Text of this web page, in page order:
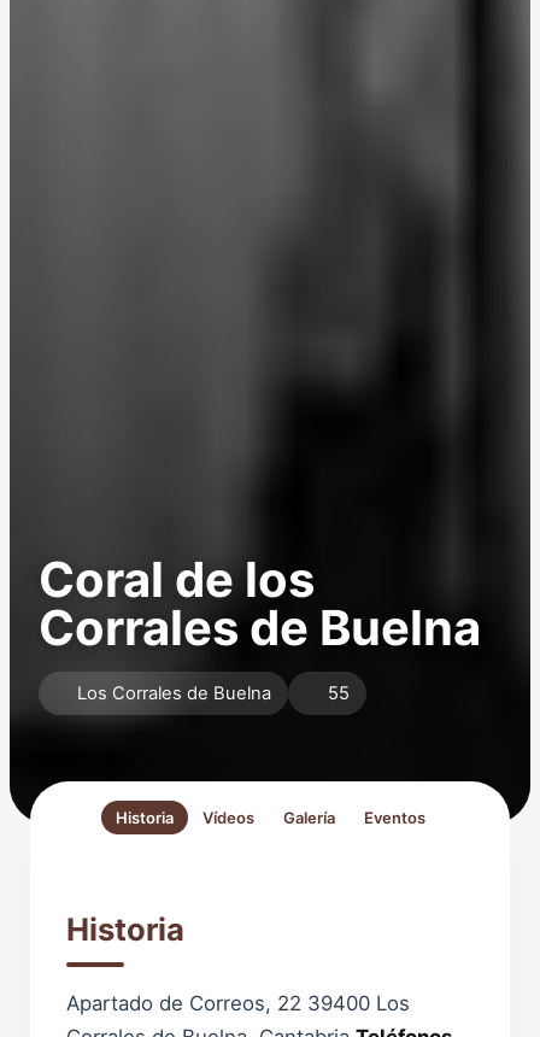
Coral de los
Corrales de Buelna
Los Corrales de Buelna 55
Historia Vídeos Galería Eventos
Historia
Apartado de Correos, 22 39400 Los